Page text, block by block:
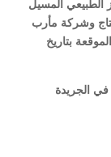
الطبيعي المسيل
وشركة مأرب
بتاريخ
في الجريدة